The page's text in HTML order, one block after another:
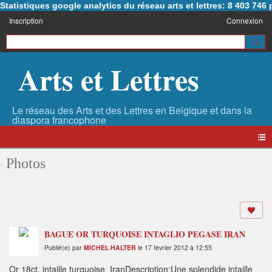
Statistiques google analytics du réseau arts et lettres: 8 403 746
Inscription Connexion
Arts et Lettres
Photos
BAGUE OR TURQUOISE INTAGLIO PEGASE IRAN
Publié(e) par MICHEL HALTER le 17 février 2012 à 12:55
Or 18ct, intaille turquoise, IranDescription:Une splendide intaille